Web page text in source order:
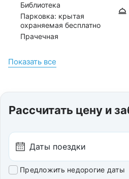
Библиотека
Парковка: крытая
охраняемая бесплатно
Прачечная
Отдых с 0 лет
Показать всe
Рассчитать цену и
Предложить недорогие даты